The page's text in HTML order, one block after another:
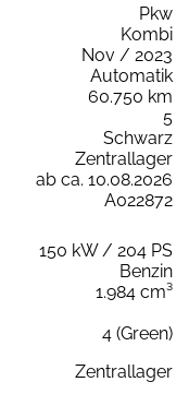
Pkw
Kombi
Nov / 2023
Automatik
60.750 km
5
Schwarz
Zentrallager
ab ca. 10.08.2026
A022872
150 kW / 204 PS
Benzin
1.984 cm³
4 (Green)
Zentrallager